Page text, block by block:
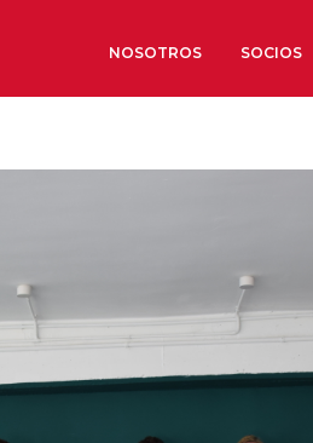
NOSOTROS SOCIOS